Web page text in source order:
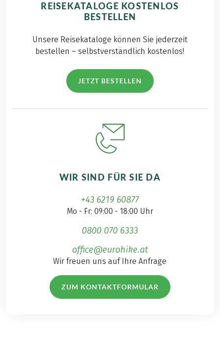
REISEKATALOGE KOSTENLOS
BESTELLEN
Unsere Reisekataloge können Sie jederzeit
bestellen – selbstverständlich kostenlos!
JETZT BESTELLEN
WIR SIND FÜR SIE DA
+43 6219 60877
Mo - Fr: 09:00 - 18:00 Uhr
0800 070 6333
office@eurohike.at
Wir freuen uns auf Ihre Anfrage
ZUM KONTAKTFORMULAR